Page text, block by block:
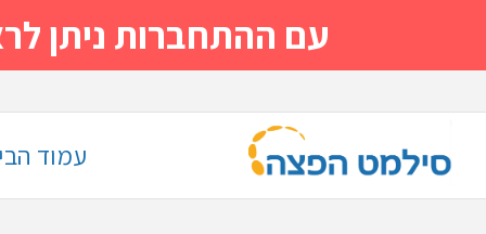
עם ההתחברות ניתן לראות
עמוד